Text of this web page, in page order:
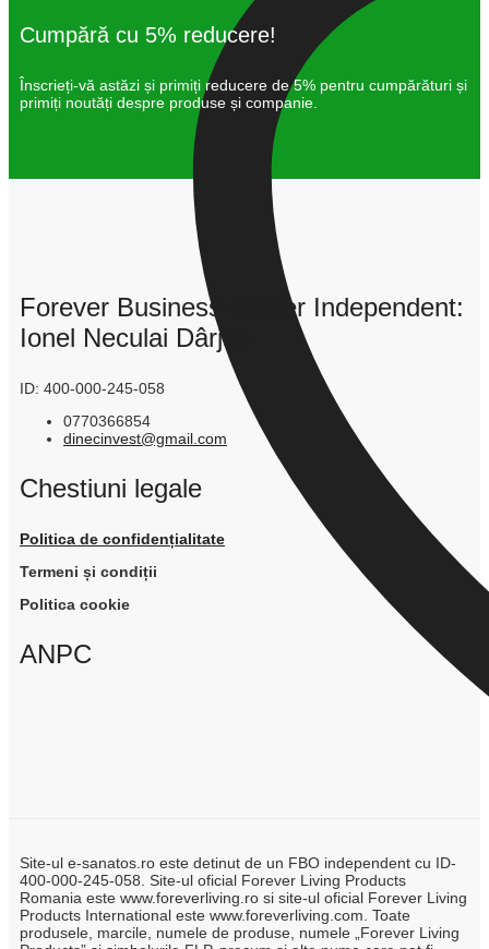
Cumpără cu 5% reducere!
Înscrieți-vă astăzi și primiți reducere de 5% pentru cumpărături și
primiți noutăți despre produse și companie.
Forever Business Owner Independent:
Ionel Neculai Dârjan
ID: 400-000-245-058
0770366854
dinecinvest@gmail.com
Chestiuni legale
Politica de confidențialitate
Termeni și condiții
Politica cookie
ANPC
Site-ul e-sanatos.ro este detinut de un FBO independent cu ID-
400-000-245-058. Site-ul oficial Forever Living Products
Romania este www.foreverliving.ro si site-ul oficial Forever Living
Products International este www.foreverliving.com. Toate
produsele, marcile, numele de produse, numele „Forever Living